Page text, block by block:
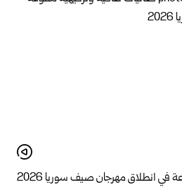
في انطلاق مهرجان صيف سوريا 2026